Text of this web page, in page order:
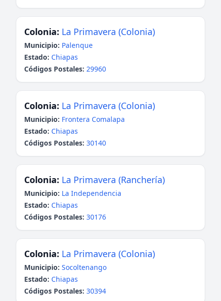
Colonia: La Primavera (Colonia)
Municipio: Palenque
Estado: Chiapas
Códigos Postales: 29960
Colonia: La Primavera (Colonia)
Municipio: Frontera Comalapa
Estado: Chiapas
Códigos Postales: 30140
Colonia: La Primavera (Ranchería)
Municipio: La Independencia
Estado: Chiapas
Códigos Postales: 30176
Colonia: La Primavera (Colonia)
Municipio: Socoltenango
Estado: Chiapas
Códigos Postales: 30394